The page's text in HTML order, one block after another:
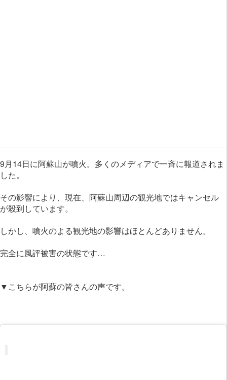
9月14日に阿蘇山が噴火。多くのメディアで一斉に報道されま
した。
その影響により、現在、阿蘇山周辺の観光地ではキャンセル
が殺到しています。
しかし、噴火のよる観光地の影響はほとんどありません。
完全に風評被害の状態です…
▼こちらが阿蘇の皆さんの声です。